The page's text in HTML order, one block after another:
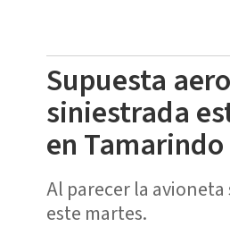
Supuesta
siniestrada
en Tamarindo
Al parecer la avioneta
este martes.